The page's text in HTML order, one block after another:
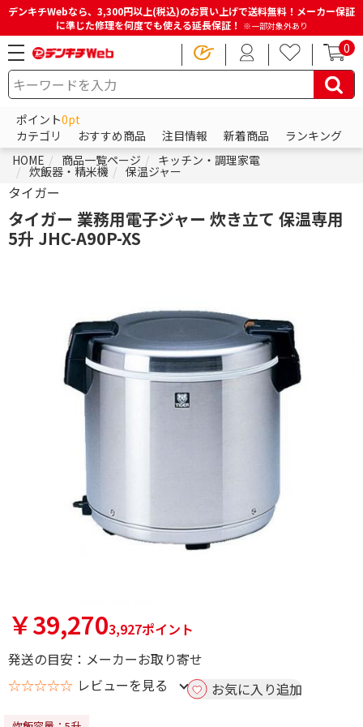
デンキチWebなら、3,300円以上(税込)のお買い上げで送料無料！メーカー保証
に準じた修理を何度でも使える延長保証！ ※一部対象外あり
0
ポイント0pt
カテゴリ
おすすめ商品 注目情報 新着商品
ランキング
HOME
商品一覧ページ キッチン・調理家電
炊飯器・精米機 保温ジャー
タイガー
タイガー 業務用電子ジャー 炊き立て 保温専用
5升 JHC-A90P-XS
￥39,2703,927ポイント
発送の目安：メーカーお取り寄せ
☆☆☆☆☆ レビューを見る お気に入り追加